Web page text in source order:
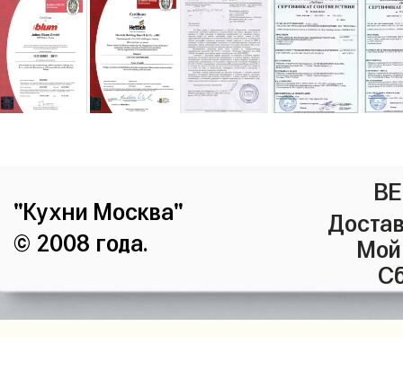
"Кухни Москва"
© 2008 года.